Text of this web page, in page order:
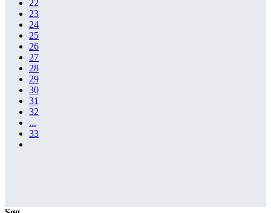
22
23
24
25
26
27
28
29
30
31
32
...
33